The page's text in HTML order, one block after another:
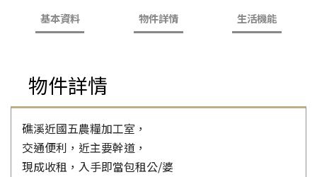
基本資料 物件詳情 生活機能
物件詳情
礁溪近國五農糧加工室，
交通便利，近主要幹道，
現成收租，入手即當包租公/婆